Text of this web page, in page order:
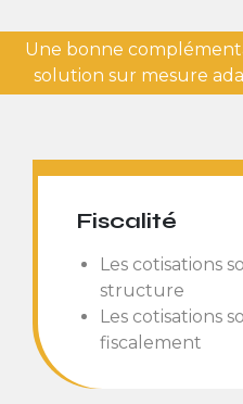
Une bonne
solution sur mesure
Fiscalité
Les cotisations
structure
Les cotisations
fiscalement